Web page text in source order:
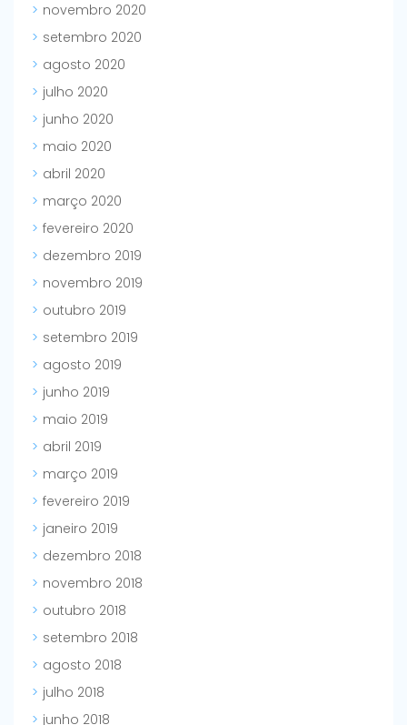
novembro 2020
setembro 2020
agosto 2020
julho 2020
junho 2020
maio 2020
abril 2020
março 2020
fevereiro 2020
dezembro 2019
novembro 2019
outubro 2019
setembro 2019
agosto 2019
junho 2019
maio 2019
abril 2019
março 2019
fevereiro 2019
janeiro 2019
dezembro 2018
novembro 2018
outubro 2018
setembro 2018
agosto 2018
julho 2018
junho 2018